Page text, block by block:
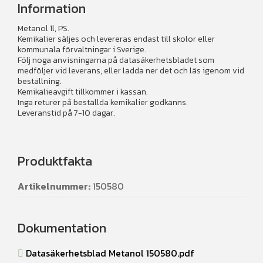
Information
Metanol 1l, PS.
Kemikalier säljes och levereras endast till skolor eller
kommunala förvaltningar i Sverige.
Följ noga anvisningarna på datasäkerhetsbladet som
medföljer vid leverans, eller ladda ner det och läs igenom vid
beställning.
Kemikalieavgift tillkommer i kassan.
Inga returer på beställda kemikalier godkänns.
Leveranstid på 7-10 dagar.
Produktfakta
Artikelnummer:150580
Dokumentation
Datasäkerhetsblad Metanol 150580.pdf